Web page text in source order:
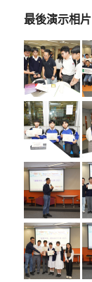
最後演示相片